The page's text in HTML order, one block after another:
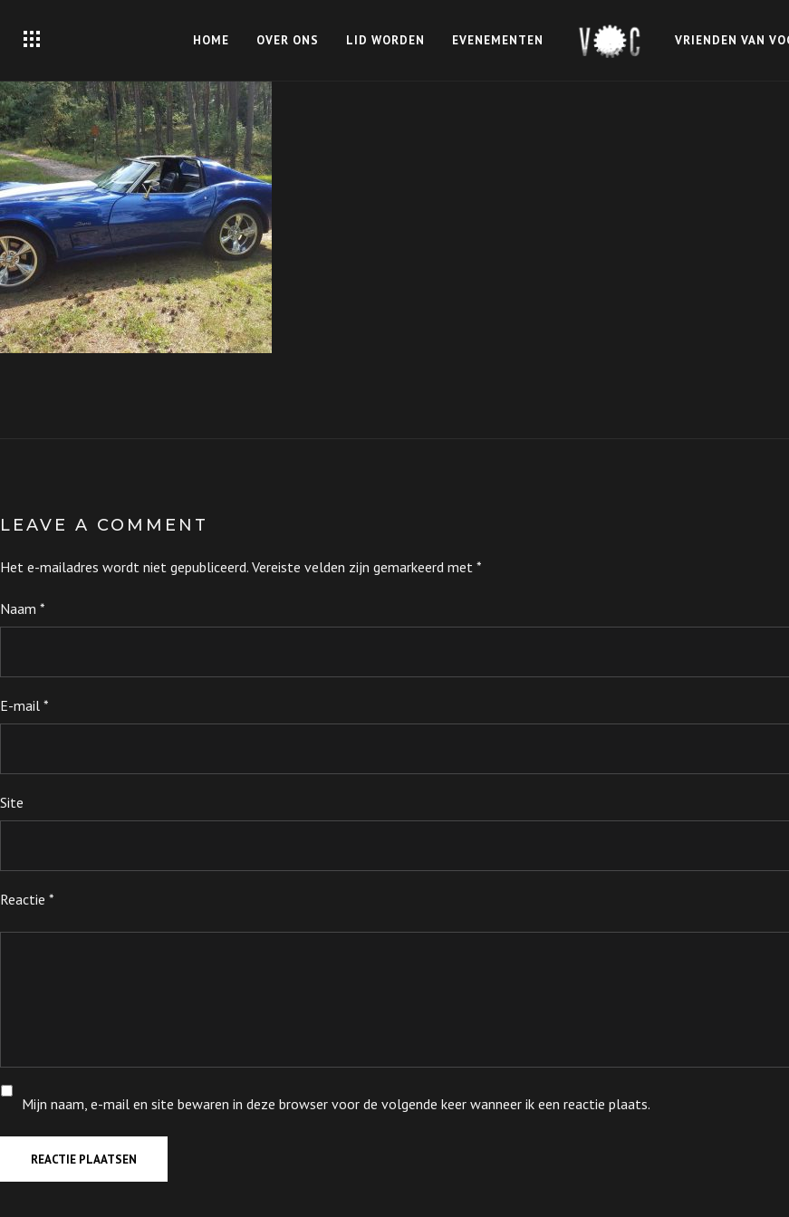
HOME OVER ONS LID WORDEN EVENEMENTEN VRIENDEN VAN
LEAVE A COMMENT
Het e-mailadres wordt niet gepubliceerd. Vereiste velden zijn gemarkeerd met *
Naam *
E-mail *
Site
Reactie *
Mijn naam, e-mail en site bewaren in deze browser voor de volgende keer wanneer ik een reactie plaats.